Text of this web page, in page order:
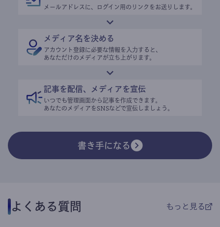
メールアドレスに、ログイン用のリンクをお送りします。
メディア名を決める
アカウント登録に必要な情報を入力すると、
あなただけのメディアが立ち上がります。
記事を配信、メディアを宣伝
いつでも管理画面から記事を作成できます。
あなたのメディアをSNSなどで宣伝しましょう。
書き手になる
よくある質問 もっと見る